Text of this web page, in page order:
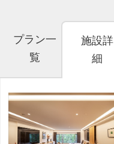
プラン一
覧
施設詳
細